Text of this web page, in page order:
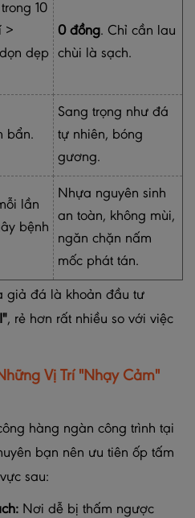
10
>
dẹp
0 đồng. Chỉ cần lau
chùi là sạch.
bẩn.
Sang trọng như đá
tự nhiên, bóng
gương.
lần
bệnh
Nhựa nguyên sinh
an toàn, không mùi,
ngăn chặn nấm
mốc phát tán.
giả đá là khoản đầu tư
, rẻ hơn rất nhiều so với việc
Vị Trí "Nhạy Cảm"
hàng ngàn công trình tại
bạn nên ưu tiên ốp tấm
sau:
Nơi dễ bị thấm ngược